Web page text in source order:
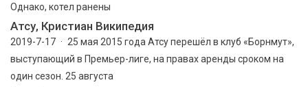
Однако, котел ранены
Атсу, Кристиан Википедия
2019-7-17 · 25 мая 2015 года Атсу перешёл в клуб «Борнмут»,
выступающий в Премьер-лиге, на правах аренды сроком на
один сезон. 25 августа